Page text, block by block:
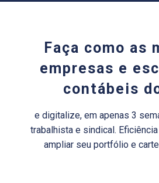
Faça como as
empresas e
contábeis
e digitalize, em apenas 3
trabalhista e sindical.
ampliar seu portfólio e